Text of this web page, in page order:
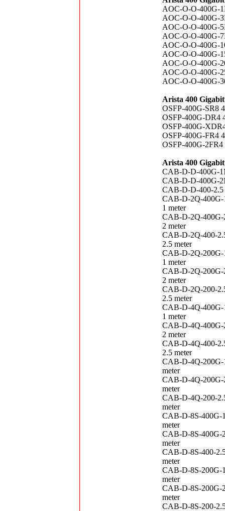
AOC-O-O-400G-
AOC-O-O-400G-
AOC-O-O-400G-
AOC-O-O-400G-
AOC-O-O-400G-
AOC-O-O-400G-
AOC-O-O-400G-
AOC-O-O-400G-
AOC-O-O-400G-
Arista 400
OSFP-400G-SR8
OSFP-400G-DR4
OSFP-400G-
OSFP-400G-FR4
OSFP-400G-
Arista 400
CAB-D-D-400G-
CAB-D-D-400G-
CAB-D-D-400-2.5
CAB-D-2Q-400G-
1 meter
CAB-D-2Q-400G-
2 meter
CAB-D-2Q-400-
2.5 meter
CAB-D-2Q-200G-
1 meter
CAB-D-2Q-200G-
2 meter
CAB-D-2Q-200-
2.5 meter
CAB-D-4Q-400G-
1 meter
CAB-D-4Q-400G-
2 meter
CAB-D-4Q-400-
2.5 meter
CAB-D-4Q-200G-
meter
CAB-D-4Q-200G-
meter
CAB-D-4Q-200-
meter
CAB-D-8S-400G-
meter
CAB-D-8S-400G-
meter
CAB-D-8S-400-
meter
CAB-D-8S-200G-
meter
CAB-D-8S-200G-
meter
CAB-D-8S-200-